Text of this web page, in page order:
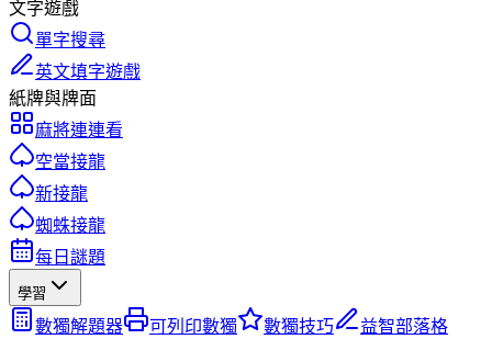
文字遊戲
單字搜尋
英文填字遊戲
紙牌與牌面
麻將連連看
空當接龍
新接龍
蜘蛛接龍
每日謎題
學習
數獨解題器 可列印數獨 數獨技巧
益智部落格